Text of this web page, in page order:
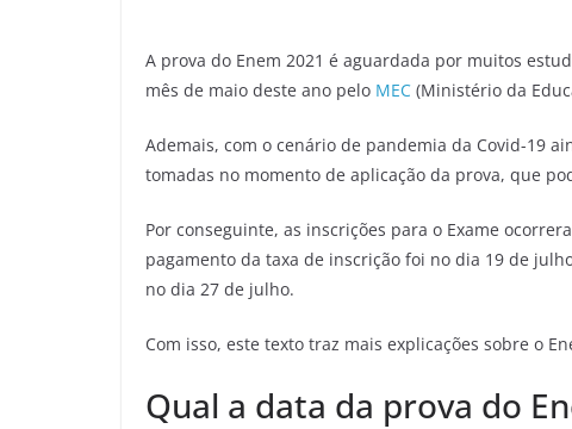
A prova do Enem 2021 é aguardada por muitos
mês de maio deste ano pelo MEC (Ministério da
Ademais, com o cenário de pandemia da Covid-19
tomadas no momento de aplicação da prova, que
Por conseguinte, as inscrições para o Exame
pagamento da taxa de inscrição foi no dia 19 de
no dia 27 de julho.
Com isso, este texto traz mais explicações sobre o
Qual a data da prova do